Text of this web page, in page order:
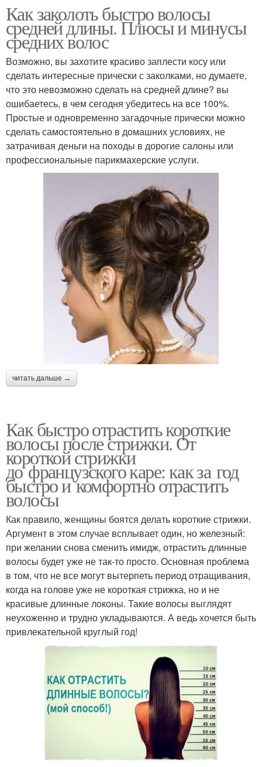
Как заколоть быстро волосы
средней длины. Плюсы и минусы
средних волос
Возможно, вы захотите красиво заплести косу или
сделать интересные прически с заколками, но думаете,
что это невозможно сделать на средней длине? вы
ошибаетесь, в чем сегодня убедитесь на все 100%.
Простые и одновременно загадочные прически можно
сделать самостоятельно в домашних условиях, не
затрачивая деньги на походы в дорогие салоны или
профессиональные парикмахерские услуги.
читать дальше →
Как быстро отрастить короткие
волосы после стрижки. От
короткой стрижки
до французского каре: как за год
быстро и комфортно отрастить
волосы
Как правило, женщины боятся делать короткие стрижки.
Аргумент в этом случае всплывает один, но железный:
при желании снова сменить имидж, отрастить длинные
волосы будет уже не так-то просто. Основная проблема
в том, что не все могут вытерпеть период отращивания,
когда на голове уже не короткая стрижка, но и не
красивые длинные локоны. Такие волосы выглядят
неухоженно и трудно укладываются. А ведь хочется быть
привлекательной круглый год!